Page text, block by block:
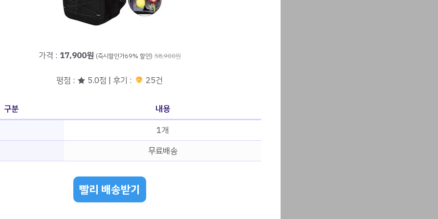
가격 : 17,900원 (즉시할인가69% 할인) 58,900원
평점 : ★ 5.0점 | 후기 : 25건
구분
내용
1개
무료배송
빨리 배송받기